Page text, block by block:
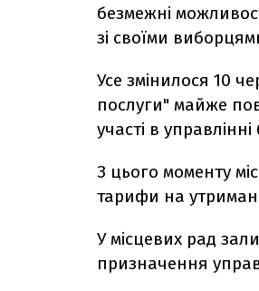
безмежні
зі своїми
Усе змінилося 10
послуги" майже
участі в
З цього моменту
тарифи на
У місцевих рад
призначення